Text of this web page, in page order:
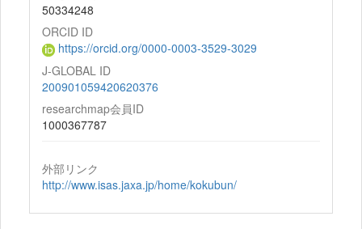
50334248
ORCID ID
https://orcid.org/0000-0003-3529-3029
J-GLOBAL ID
200901059420620376
researchmap会員ID
1000367787
外部リンク
http://www.isas.jaxa.jp/home/kokubun/